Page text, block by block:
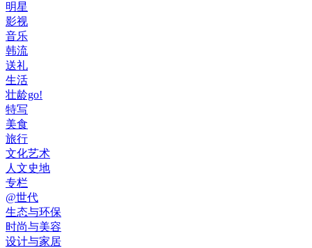
明星
影视
音乐
韩流
送礼
生活
壮龄go!
特写
美食
旅行
文化艺术
人文史地
专栏
@世代
生态与环保
时尚与美容
设计与家居